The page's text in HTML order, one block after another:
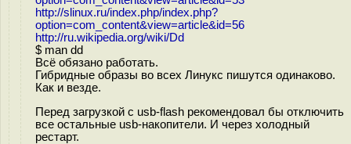
http://slinux.ru/index.php/index.php?
option=com_content&view=article&id=56
http://ru.wikipedia.org/wiki/Dd
$ man dd
Всё обязано работать.
Гибридные образы во всех Линукс пишутся одинаково.
Как и везде.
Перед загрузкой с usb-flash рекомендовал бы отключить
все остальные usb-накопители. И через холодный
рестарт.